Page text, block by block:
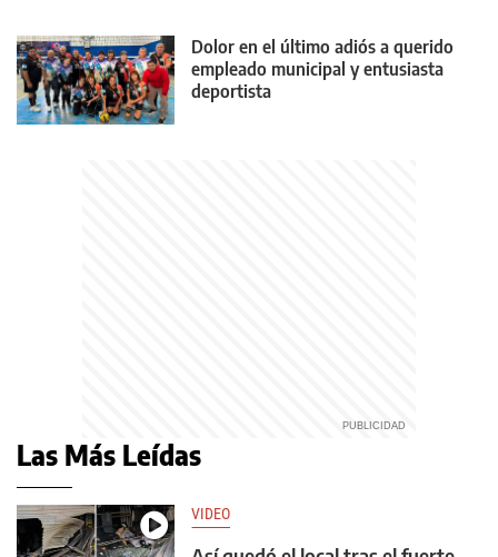
Dolor en el último adiós a querido
empleado municipal y entusiasta
deportista
Las Más Leídas
VIDEO